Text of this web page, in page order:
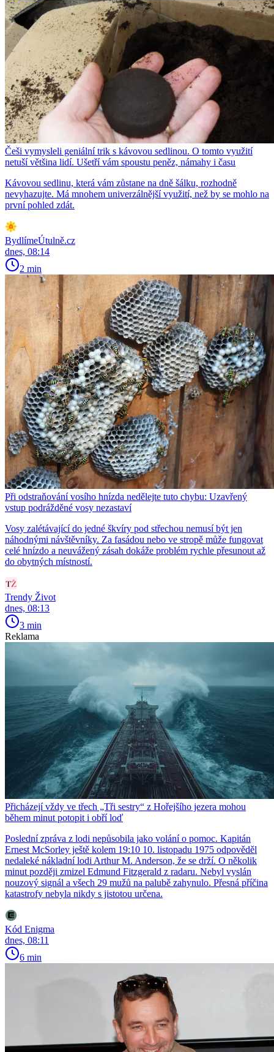
Češi vymysleli geniální trik s kávovou sedlinou. O tomto využití
netuší většina lidí. Ušetří vám spoustu peněz, námahy i času
Kávovou sedlinu, která vám zůstane na dně šálku, rozhodně
nevyhazujte. Má mnohem univerzálnější využití, než by se mohlo na
první pohled zdát.
BydlímeÚtulně.cz
dnes, 08:14
2 min
Při odstraňování vosího hnízda nedělejte tuto chybu: Uzavřený
vstup podrážděné vosy nezastaví
Vosy zalétávající do jedné škvíry pod střechou nemusí být jen
náhodnými návštěvníky. Za fasádou nebo ve stropě může fungovat
celé hnízdo a neuvážený zásah dokáže problém rychle přesunout až
do obytných místností.
Trendy Život
dnes, 08:13
3 min
Reklama
Přicházejí vždy ve třech „Tři sestry“ z Hořejšího jezera mohou
během minut potopit i obří loď
Poslední zpráva z lodi nepůsobila jako volání o pomoc. Kapitán
Ernest McSorley ještě kolem 19:10 10. listopadu 1975 odpověděl
nedaleké nákladní lodi Arthur M. Anderson, že se drží. O několik
minut později zmizel Edmund Fitzgerald z radaru. Nebyl vyslán
nouzový signál a všech 29 mužů na palubě zahynulo. Přesná příčina
katastrofy nebyla nikdy s jistotou určena.
Kód Enigma
dnes, 08:11
6 min